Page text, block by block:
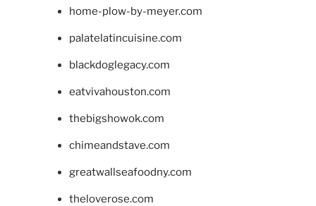
home-plow-by-meyer.com
palatelatincuisine.com
blackdoglegacy.com
eatvivahouston.com
thebigshowok.com
chimeandstave.com
greatwallseafoodny.com
theloverose.com